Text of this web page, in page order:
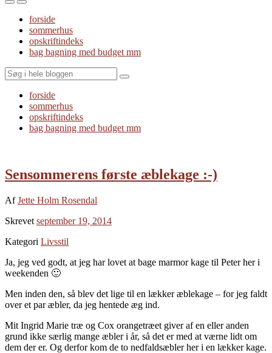
Toggle
mobile
menu
Toggle
the
search
field
forside
sommerhus
opskriftindeks
bag bagning med budget mm
Search
forside
sommerhus
opskriftindeks
bag bagning med budget mm
Sensommerens første æblekage :-)
AfJette Holm Rosendal
Skrevet september 19, 2014
Kategori Livsstil
Ja, jeg ved godt, at jeg har lovet at bage marmor kage til Peter her i
weekenden 🙂
Men inden den, så blev det lige til en lækker æblekage – for jeg faldt
over et par æbler, da jeg hentede æg ind.
Mit Ingrid Marie træ og Cox orangetræet giver af en eller anden
grund ikke særlig mange æbler i år, så det er med at værne lidt om
dem der er. Og derfor kom de to nedfaldsæbler her i en lækker kage.